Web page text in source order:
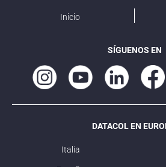
Inicio
SÍGUENOS EN
DATACOL EN
Italia